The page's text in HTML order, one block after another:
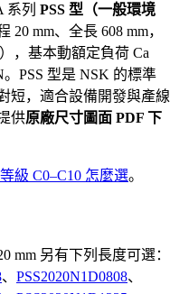
系列 PSS 型（一般環境
20 mm、全長 608 mm，
，基本動額定負荷 Ca
PSS 型是 NSK 的標準
，適合設備開發與產線
供原廠尺寸圖面 PDF 下
級 C0–C10 怎麼選。
mm 另有下列長度可選：
、 PSS2020N1D0808、